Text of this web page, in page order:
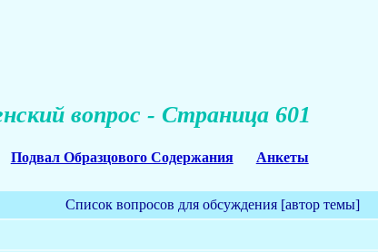
вопрос - Страница 601
Подвал Образцового Содержания Анкеты
Список вопросов для обсуждения [автор темы]